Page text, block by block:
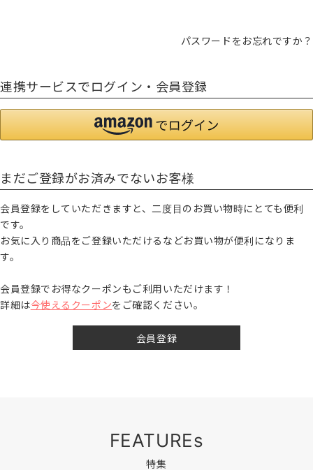
パスワードをお忘れですか？
連携サービスでログイン・会員登録
まだご登録がお済みでないお客様
会員登録をしていただきますと、二度目のお買い物時にとても便利
です。
お気に入り商品をご登録いただけるなどお買い物が便利になりま
す。
会員登録でお得なクーポンもご利用いただけます！
詳細は今使えるクーポンをご確認ください。
会員登録
FEATUREs
特集